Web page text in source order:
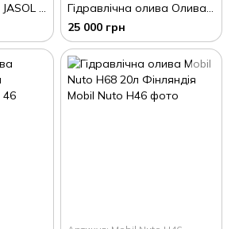
Гідравлічна олива JASOL HYDRAULIC HM/HLP 46 20л Польща
Гідравлічна олива Олива гідравлічна JASOL HYDRAULIC HM/HLP 46 200л Польща
25 000 грн